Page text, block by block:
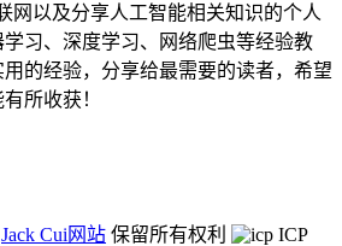
网以及分享人工智能相关知识的个人
习、深度学习、网络爬虫等经验教
的经验，分享给最需要的读者，希望
所收获！
Jack Cui网站 保留所有权利
ICP